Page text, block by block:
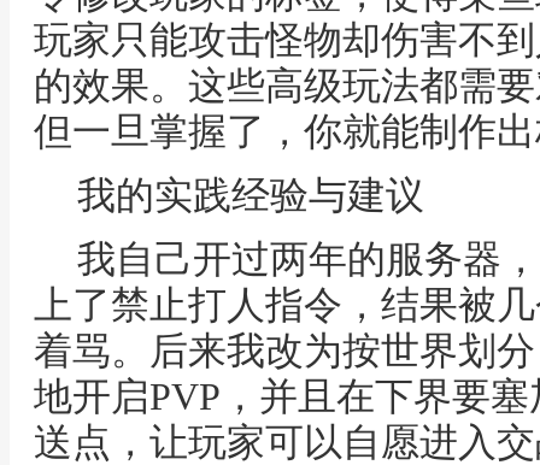
玩家只能攻击怪物却伤害不
的效果。这些高级玩法都需
但一旦掌握了，你就能制作
我的实践经验与建议
我自己开过两年的服务器
上了禁止打人指令，结果被
着骂。后来我改为按世界划
地开启PVP，并且在下界要
送点，让玩家可以自愿进入